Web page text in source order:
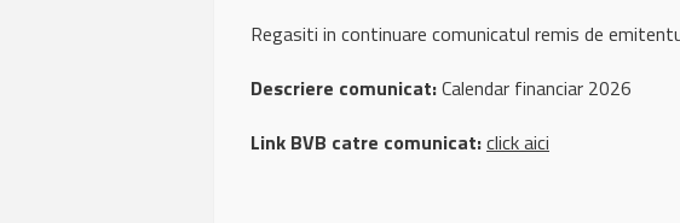
Regasiti in continuare comunicatul remis de
Descriere comunicat:Calendar financiar 2026
Link BVB catre comunicat:click aici